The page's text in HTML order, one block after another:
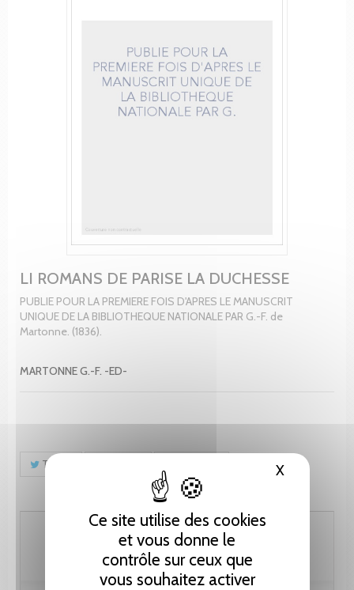
Ce site utilise des cookies
et vous donne le
contrôle sur ceux que
vous souhaitez activer
XMasquer
LI ROMANS DE PARISE LA DUCHESSE
PUBLIE POUR LA PREMIERE FOIS D'APRES LE MANUSCRIT
UNIQUE DE LA BIBLIOTHEQUE NATIONALE PAR G.-F. de
Martonne. (1836).
MARTONNE G.-F. -ED-
Tweet
61.55 CHF